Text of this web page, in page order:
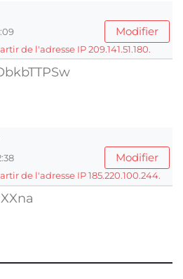
Modifier
de l'adresse IP 209.141.51.180.
Modifier
de l'adresse IP 185.220.100.244.